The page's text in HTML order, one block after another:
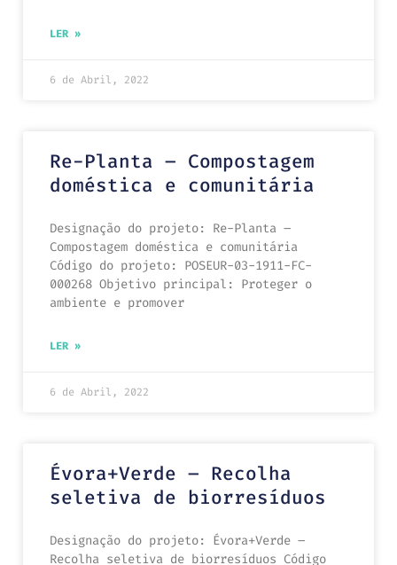
LER »
6 de Abril, 2022
Re-Planta – Compostagem
doméstica e comunitária
Designação do projeto: Re-Planta –
Compostagem doméstica e comunitária
Código do projeto: POSEUR-03-1911-FC-
000268 Objetivo principal: Proteger o
ambiente e promover
LER »
6 de Abril, 2022
Évora+Verde – Recolha
seletiva de biorresíduos
Designação do projeto: Évora+Verde –
Recolha seletiva de biorresíduos Código